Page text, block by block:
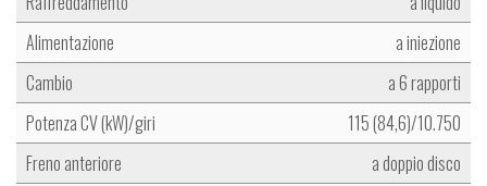
Alimentazione
a iniezione
Cambio
a 6 rapporti
Potenza CV (kW)/giri
115 (84,6)/10.750
Freno anteriore
a doppio disco